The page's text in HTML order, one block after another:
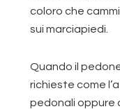
coloro che
sui marciapiedi.
Quando il
richieste come
pedonali oppure